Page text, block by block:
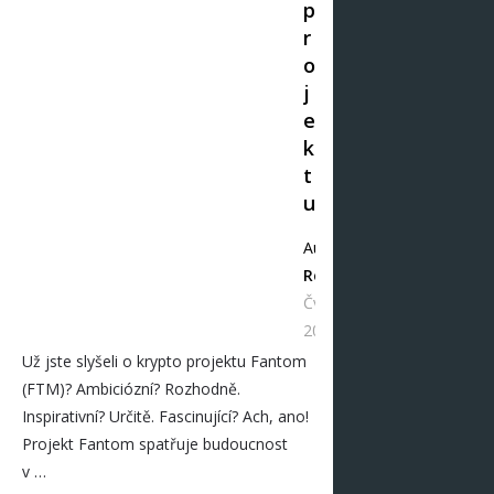
p
r
o
j
e
k
t
u
Autor
Redakce
Čvc 17,
2021
Už jste slyšeli o krypto projektu Fantom
(FTM)? Ambiciózní? Rozhodně.
Inspirativní? Určitě. Fascinující? Ach, ano!
Projekt Fantom spatřuje budoucnost
v …